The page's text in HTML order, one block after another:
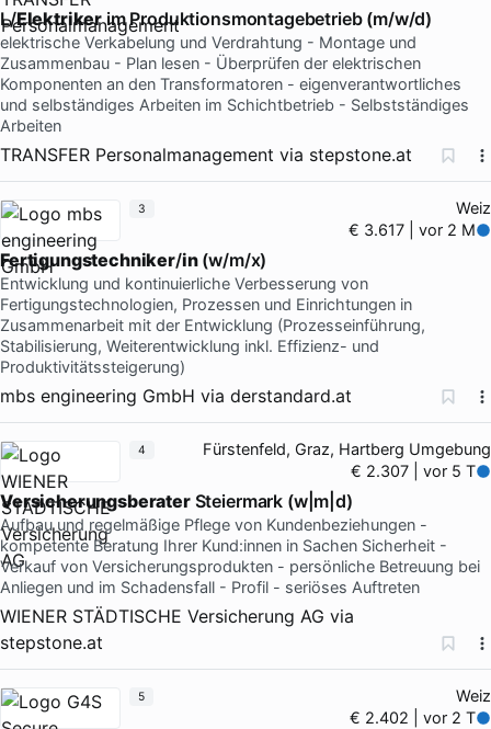
L/Elektrikerim Produktionsmontagebetrieb (m/w/d)
elektrische Verkabelung und Verdrahtung - Montage und
Zusammenbau - Plan lesen - Überprüfen der elektrischen
Komponenten an den Transformatoren - eigenverantwortliches
und selbständiges Arbeiten im Schichtbetrieb - Selbstständiges
Arbeiten
TRANSFER Personalmanagement via stepstone.at
Weiz
€ 3.617 | vor 2 M
Fertigungstechniker/in(w/m/x)
Entwicklung und kontinuierliche Verbesserung von
Fertigungstechnologien, Prozessen und Einrichtungen in
Zusammenarbeit mit der Entwicklung (Prozesseinführung,
Stabilisierung, Weiterentwicklung inkl. Effizienz- und
Produktivitätssteigerung)
mbs engineering GmbH via derstandard.at
3
Fürstenfeld, Graz, Hartberg Umgebung
€ 2.307 | vor 5 T
VersicherungsberaterSteiermark (w|m|d)
Aufbau und regelmäßige Pflege von Kundenbeziehungen -
kompetente Beratung Ihrer Kund:innen in Sachen Sicherheit -
Verkauf von Versicherungsprodukten - persönliche Betreuung bei
Anliegen und im Schadensfall - Profil - seriöses Auftreten
WIENER STÄDTISCHE Versicherung AG via
stepstone.at
4
Weiz
€ 2.402 | vor 2 T
5